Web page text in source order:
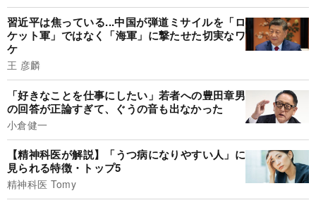
習近平は焦っている...中国が弾道ミサイルを「ロ
ケット軍」ではなく「海軍」に撃たせた切実なワ
ケ
王 彦麟
「好きなことを仕事にしたい」若者への豊田章男
の回答が正論すぎて、ぐうの音も出なかった
小倉健一
【精神科医が解説】「うつ病になりやすい人」に
見られる特徴・トップ5
精神科医 Tomy